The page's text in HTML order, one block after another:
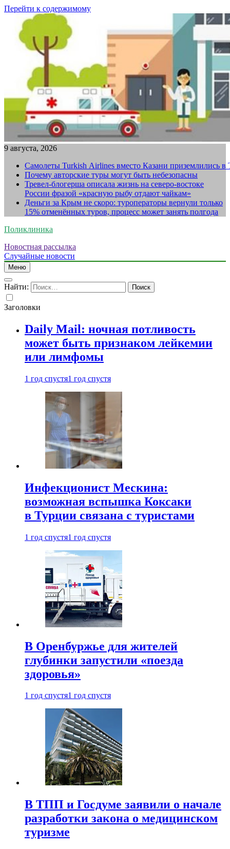
Перейти к содержимому
9 августа, 2026
Самолеты Turkish Airlines вместо Казани приземлились в
Почему авторские туры могут быть небезопасны
Тревел-блогерша описала жизнь на северо-востоке
России фразой «красную рыбу отдают чайкам»
Деньги за Крым не скоро: туроператоры вернули только
15% отменённых туров, процесс может занять полгода
Поликлиника
Новостная рассылка
Случайные новости
Меню
Найти:
Заголовки
Daily Mail: ночная потливость
может быть признаком лейкемии
или лимфомы
1 год спустя1 год спустя
Инфекционист Мескина:
возможная вспышка Коксаки
в Турции связана с туристами
1 год спустя1 год спустя
В Оренбуржье для жителей
глубинки запустили «поезда
здоровья»
1 год спустя1 год спустя
В ТПП и Госдуме заявили о начале
разработки закона о медицинском
туризме